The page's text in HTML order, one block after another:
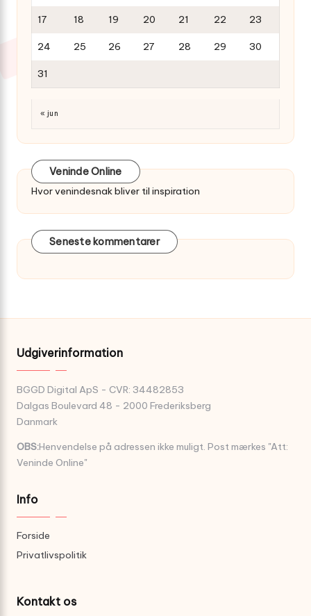
17 18 19 20 21 22 23
24 25 26 27 28 29 30
31
« jun
Veninde Online
Hvor venindesnak bliver til inspiration
Seneste kommentarer
Udgiverinformation
BGGD Digital ApS - CVR: 34482853
Dalgas Boulevard 48 - 2000 Frederiksberg
Danmark
OBS:Henvendelse på adressen ikke muligt. Post mærkes "Att:
Veninde Online"
Info
Forside
Privatlivspolitik
Kontakt os